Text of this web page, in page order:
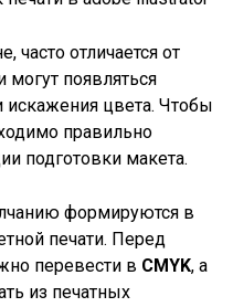
часто отличается от
могут появляться
цвета. Чтобы
правильно
подготовки макета.
формируются в
печати. Перед
перевести в CMYK, а
из печатных